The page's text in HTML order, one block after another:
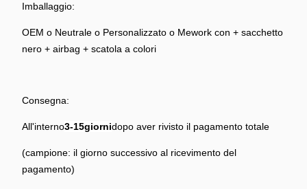
Imballaggio:
OEM o Neutrale o Personalizzato o Mework con + sacchetto
nero + airbag + scatola a colori
Consegna:
All'interno3-15giornidopo aver rivisto il pagamento totale
(campione: il giorno successivo al ricevimento del
pagamento)